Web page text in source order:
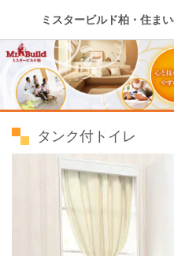
ミスタービルド柏・住ま
タンク付トイレ